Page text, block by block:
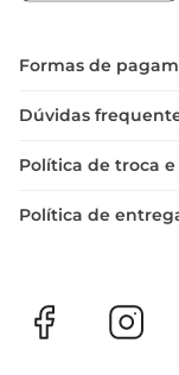
Formas de
Dúvidas
Política de troca
Política de